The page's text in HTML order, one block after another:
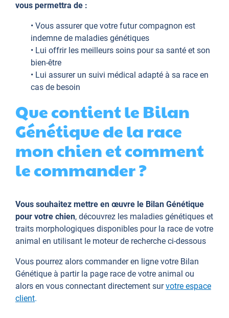
vous permettra de :
• Vous assurer que votre futur compagnon est
indemne de maladies génétiques
• Lui offrir les meilleurs soins pour sa santé et son
bien-être
• Lui assurer un suivi médical adapté à sa race en
cas de besoin
Que contient le Bilan
Génétique de la race
mon chien et comment
le commander ?
Vous souhaitez mettre en œuvre le Bilan Génétique
pour votre chien, découvrez les maladies génétiques et
traits morphologiques disponibles pour la race de votre
animal en utilisant le moteur de recherche ci-dessous
Vous pourrez alors commander en ligne votre Bilan
Génétique à partir la page race de votre animal ou
alors en vous connectant directement survotre espace
client.